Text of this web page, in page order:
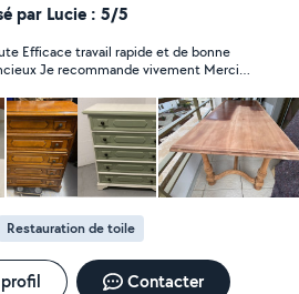
et je ne peux vous
, minutieux et inventif , je suis
moi des précisions
vous conseiller au mieux : au besoin,
gratuitement étudier votre projet
restauration de meubles,
vie au meubles ou les créer sur
Nelson
par Lucie : 5/5
Efficace travail rapide et de bonne
Merci
Restauration de toile
Contacter